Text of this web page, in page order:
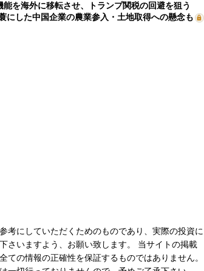
を海外に移転させ、トランプ関税の回避を狙う
にした中国企業の農業参入・土地取得への懸念も
考にしていただくためのものであり、実際の投資に
さいますよう、お願い致します。 当サイトの掲載
の情報の正確性を保証するものではありません。